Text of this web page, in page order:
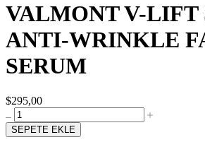
VALMONT V-LIFT
ANTI-WRINKLE
SERUM
$295,00
SEPETE EKLE